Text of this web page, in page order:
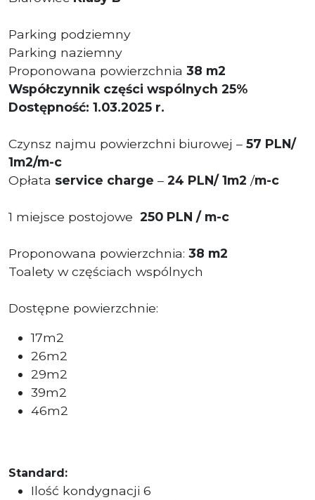
Parking podziemny
Parking naziemny
Proponowana powierzchnia 38 m2
Współczynnik części wspólnych 25%
Dostępność: 1.03.2025 r.
Czynsz najmu powierzchni biurowej – 57 PLN/
1m2/m-c
Opłata service charge – 24 PLN/ 1m2 /m-c
1 miejsce postojowe 250 PLN / m-c
Proponowana powierzchnia: 38 m2
Toalety w częściach wspólnych
Dostępne powierzchnie:
17m2
26m2
29m2
39m2
46m2
Standard:
Ilość kondygnacji 6